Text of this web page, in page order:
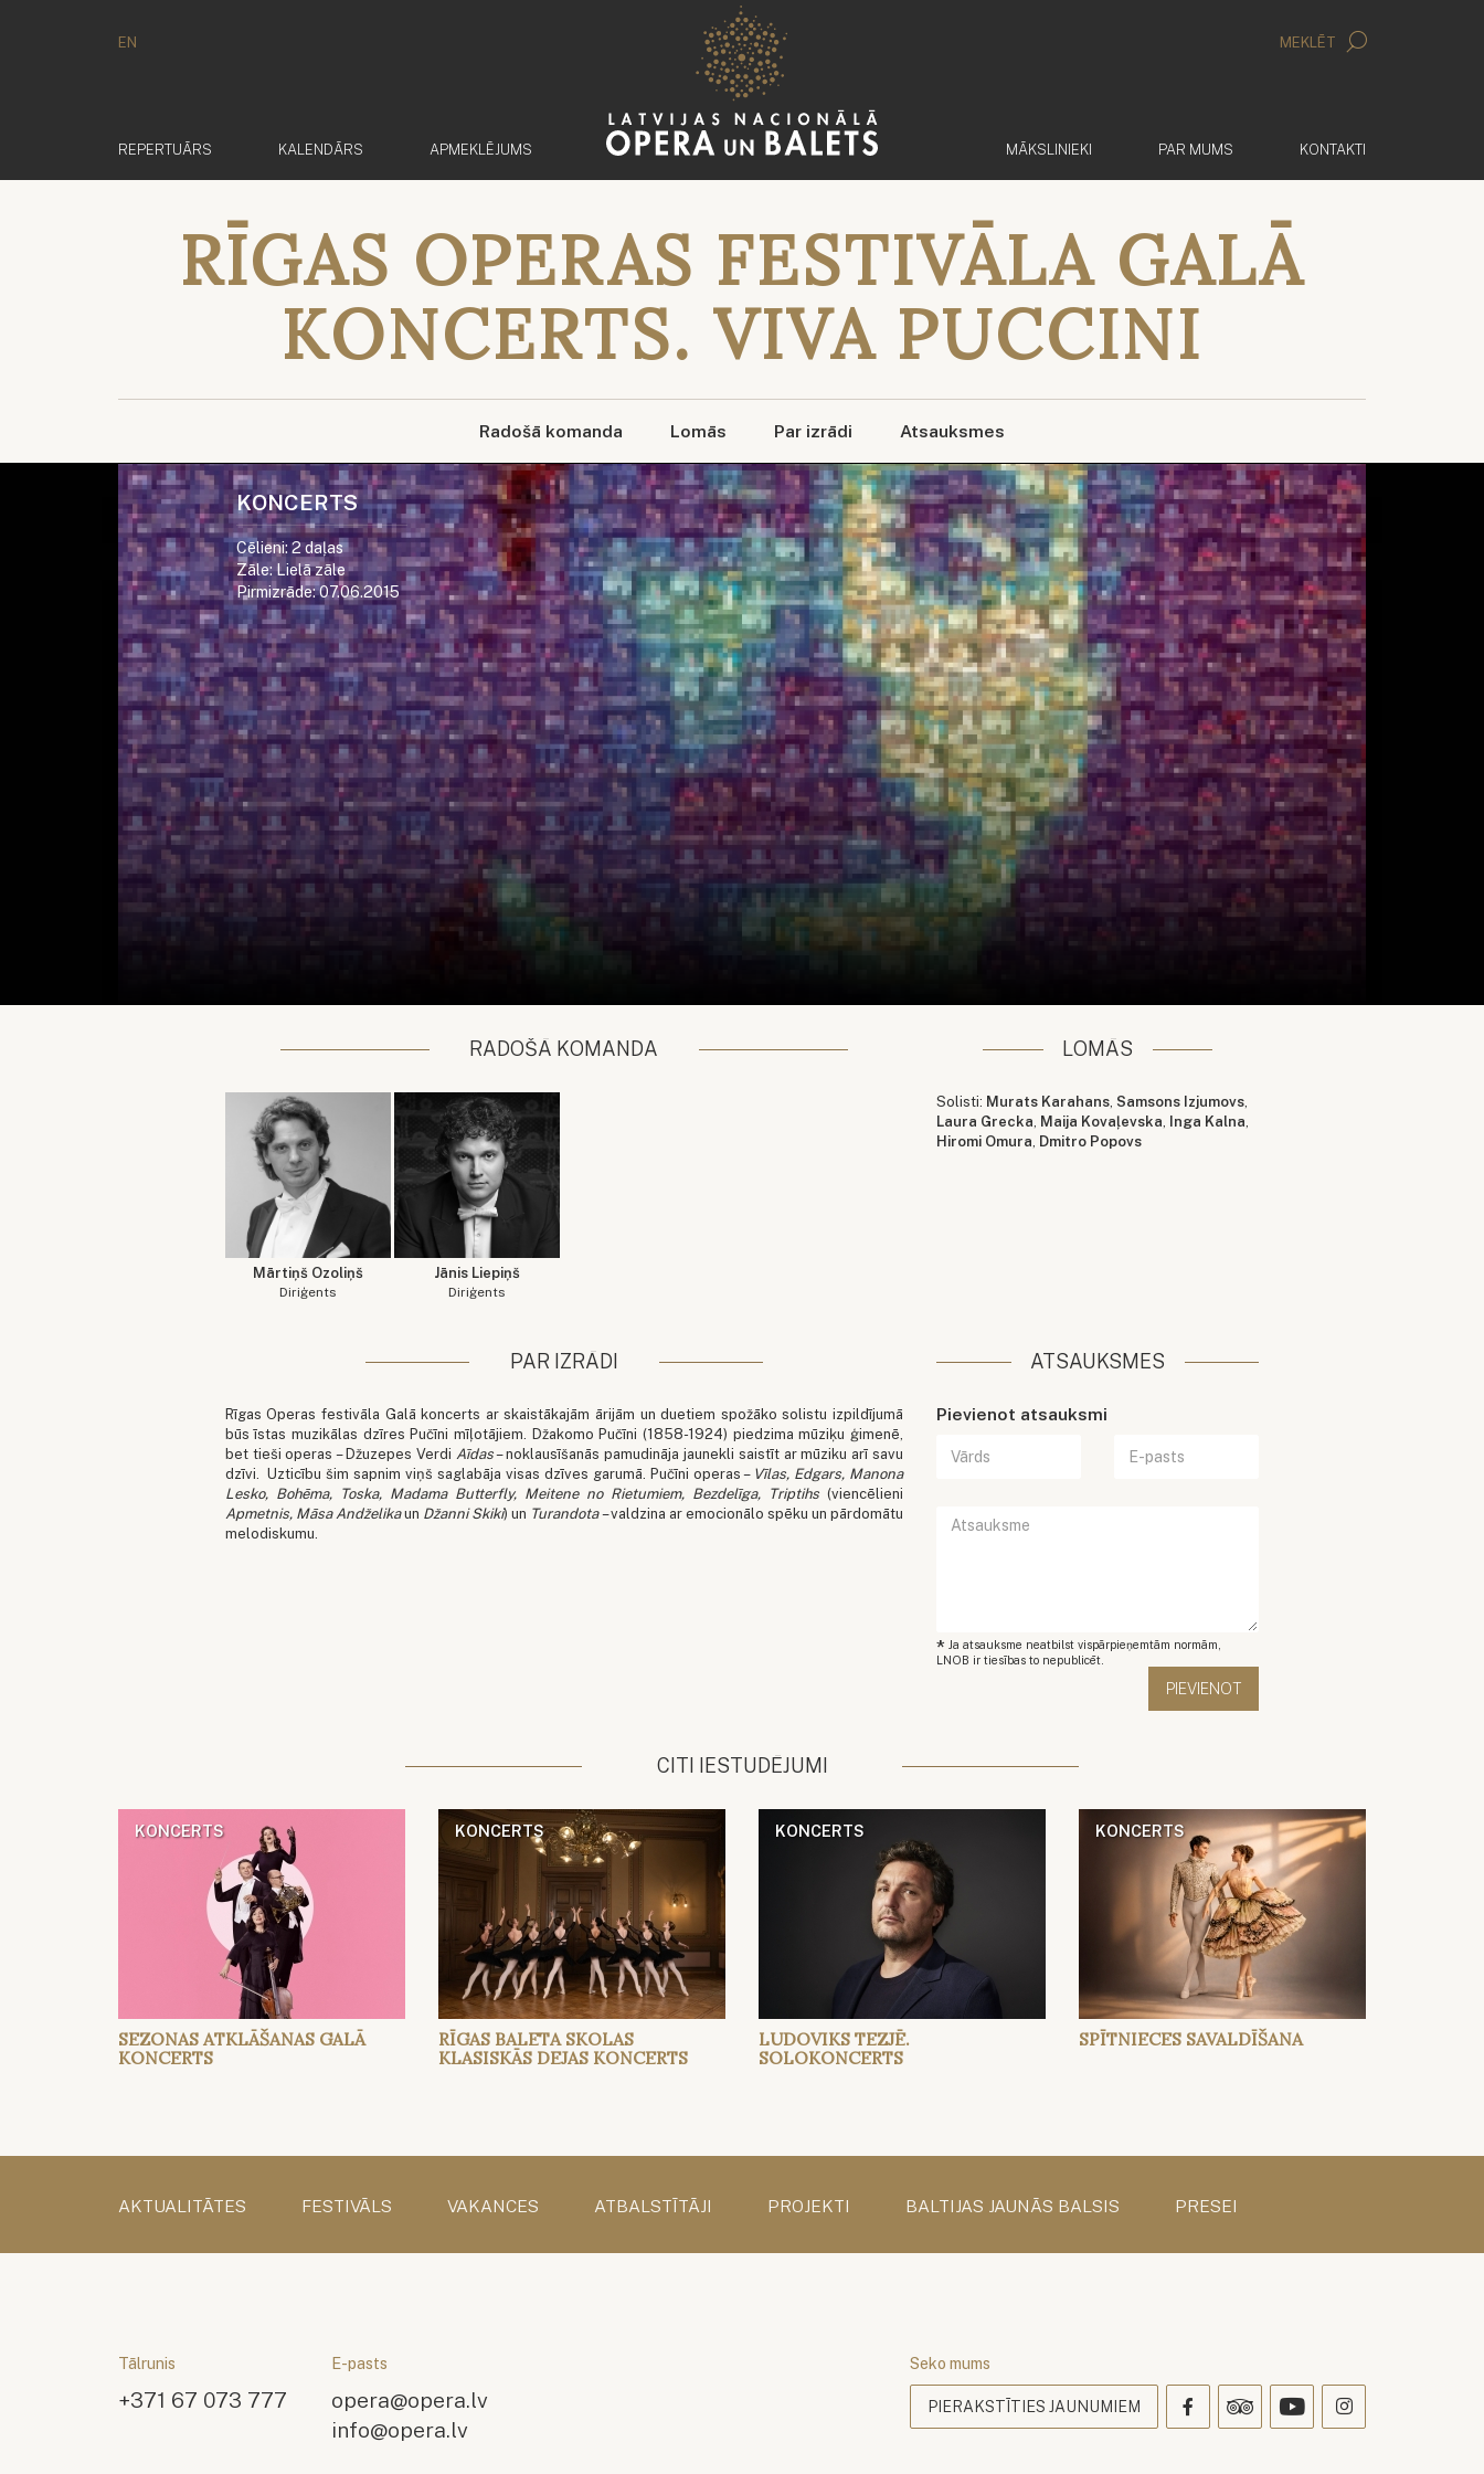
EN MEKLĒT
REPERTUĀRS KALENDĀRS APMEKLĒJUMS MĀKSLINIEKI PAR MUMS KONTAKTI
RĪGAS OPERAS FESTIVĀLA GALĀ
KONCERTS. VIVA PUCCINI
Radošā komanda Lomās Par izrādi Atsauksmes
KONCERTS
Cēlieni: 2 daļas
Zāle: Lielā zāle
Pirmizrāde: 07.06.2015
RADOŠĀ KOMANDA
Mārtiņš Ozoliņš
Diriģents
Jānis Liepiņš
Diriģents
LOMĀS
Solisti: Murats Karahans, Samsons Izjumovs,
Laura Grecka, Maija Kovaļevska, Inga Kalna,
Hiromi Omura, Dmitro Popovs
PAR IZRĀDI
Rīgas Operas festivāla Galā koncerts ar skaistākajām ārijām un duetiem spožāko solistu izpildījumā
būs īstas muzikālas dzīres Pučīni mīļotājiem. Džakomo Pučīni (1858-1924) piedzima mūziķu ģimenē,
bet tieši operas – Džuzepes Verdi Aīdas– noklausīšanās pamudināja jaunekli saistīt ar mūziku arī savu
dzīvi. Uzticību šim sapnim viņš saglabāja visas dzīves garumā. Pučīni operas – Vīlas, Edgars, Manona
Lesko, Bohēma, Toska, Madama Butterfly, Meitene no Rietumiem, Bezdelīga, Triptihs (viencēlieni
Apmetnis, Māsa Andželikaun Džanni Skiki) un Turandota– valdzina ar emocionālo spēku un pārdomātu
melodiskumu.
ATSAUKSMES
Pievienot atsauksmi
* Ja atsauksme neatbilst vispārpieņemtām normām,
LNOB ir tiesības to nepublicēt.
CITI IESTUDĒJUMI
KONCERTS
SEZONAS ATKLĀŠANAS GALĀ
KONCERTS
KONCERTS
RĪGAS BALETA SKOLAS
KLASISKĀS DEJAS KONCERTS
KONCERTS
LUDOVIKS TEZJĒ.
SOLOKONCERTS
KONCERTS
SPĪTNIECES SAVALDĪŠANA
AKTUALITĀTES FESTIVĀLS VAKANCES ATBALSTĪTĀJI PROJEKTI BALTIJAS JAUNĀS BALSIS PRESEI
Tālrunis
+371 67 073 777
E-pasts
opera@opera.lv
info@opera.lv
Seko mums
PIERAKSTĪTIES JAUNUMIEM